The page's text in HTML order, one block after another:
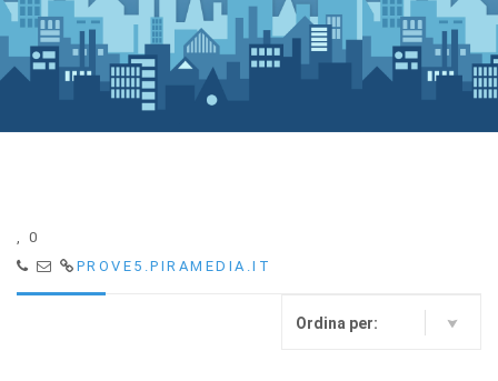
, 0
PROVE5.PIRAMEDIA.IT
Ordina per: